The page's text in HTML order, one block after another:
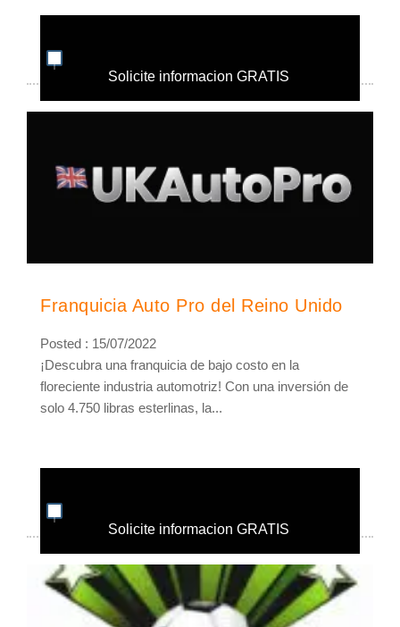
Solicite informacion GRATIS
Franquicia Auto Pro del Reino Unido
Posted : 15/07/2022
¡Descubra una franquicia de bajo costo en la
floreciente industria automotriz! Con una inversión de
solo 4.750 libras esterlinas, la...
Solicite informacion GRATIS